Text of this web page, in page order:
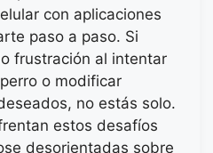
con aplicaciones
paso a paso. Si
frustración al intentar
o modificar
no estás solo.
estos desafíos
desorientadas sobre